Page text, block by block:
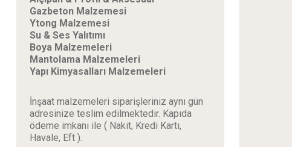
Gazbeton Malzemesi
Ytong Malzemesi
Su & Ses Yalıtımı
Boya Malzemeleri
Mantolama Malzemeleri
Yapı Kimyasalları Malzemeleri
İnşaat malzemeleri siparişleriniz aynı gün
adresinize teslim edilmektedir. Kapıda
ödeme imkanı ile ( Nakit, Kredi Kartı,
Havale, Eft ).